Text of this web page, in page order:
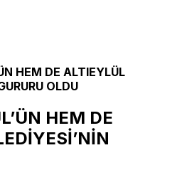
HEM DE ALTIEYLÜL
OLDU
HEM DE